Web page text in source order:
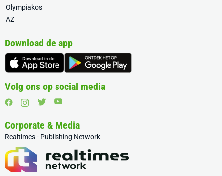
Olympiakos
AZ
Download de app
Volg ons op social media
Corporate & Media
Realtimes - Publishing Network